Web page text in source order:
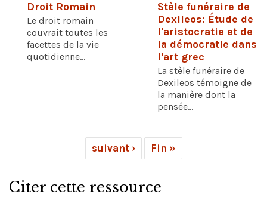
Droit Romain
Le droit romain
couvrait toutes les
facettes de la vie
quotidienne...
Stèle funéraire de
Dexileos: Étude de
l'aristocratie et de
la démocratie dans
l'art grec
La stèle funéraire de
Dexileos témoigne de
la manière dont la
pensée...
suivant › Fin »
Citer cette ressource